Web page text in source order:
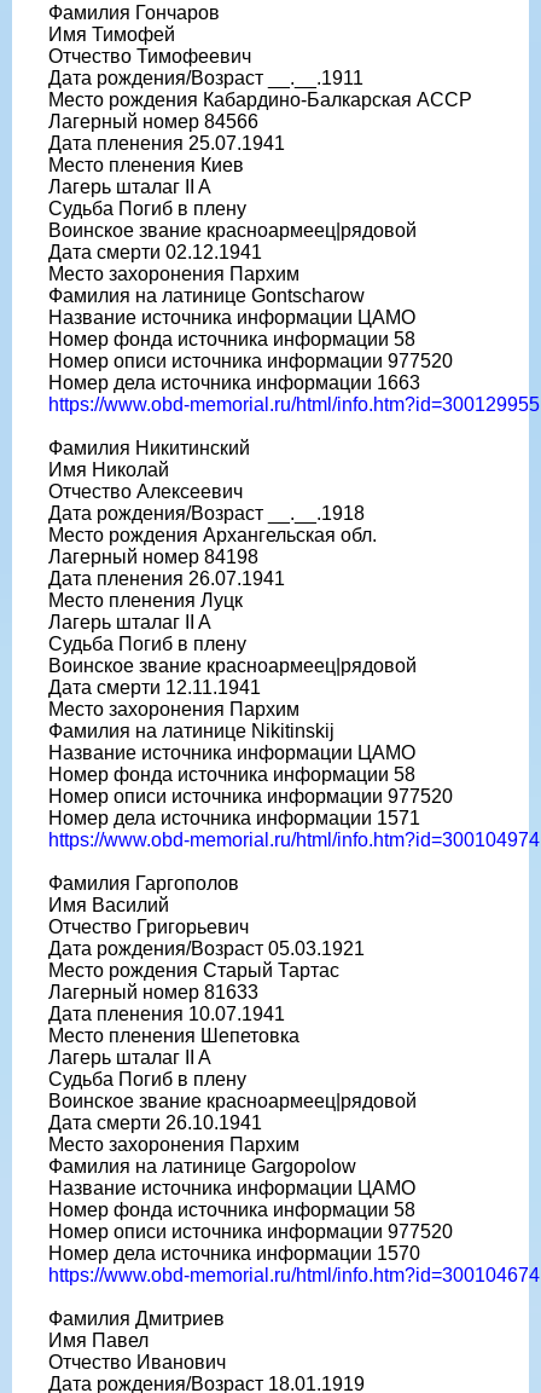
Фамилия Гончаров
Имя Тимофей
Отчество Тимофеевич
Дата рождения/Возраст __.__.1911
Место рождения Кабардино-Балкарская АССР
Лагерный номер 84566
Дата пленения 25.07.1941
Место пленения Киев
Лагерь шталаг II A
Судьба Погиб в плену
Воинское звание красноармеец|рядовой
Дата смерти 02.12.1941
Место захоронения Пархим
Фамилия на латинице Gontscharow
Название источника информации ЦАМО
Номер фонда источника информации 58
Номер описи источника информации 977520
Номер дела источника информации 1663
https://www.obd-memorial.ru/html/info.htm?id=300129955
Фамилия Никитинский
Имя Николай
Отчество Алексеевич
Дата рождения/Возраст __.__.1918
Место рождения Архангельская обл.
Лагерный номер 84198
Дата пленения 26.07.1941
Место пленения Луцк
Лагерь шталаг II A
Судьба Погиб в плену
Воинское звание красноармеец|рядовой
Дата смерти 12.11.1941
Место захоронения Пархим
Фамилия на латинице Nikitinskij
Название источника информации ЦАМО
Номер фонда источника информации 58
Номер описи источника информации 977520
Номер дела источника информации 1571
https://www.obd-memorial.ru/html/info.htm?id=300104974
Фамилия Гаргополов
Имя Василий
Отчество Григорьевич
Дата рождения/Возраст 05.03.1921
Место рождения Старый Тартас
Лагерный номер 81633
Дата пленения 10.07.1941
Место пленения Шепетовка
Лагерь шталаг II A
Судьба Погиб в плену
Воинское звание красноармеец|рядовой
Дата смерти 26.10.1941
Место захоронения Пархим
Фамилия на латинице Gargopolow
Название источника информации ЦАМО
Номер фонда источника информации 58
Номер описи источника информации 977520
Номер дела источника информации 1570
https://www.obd-memorial.ru/html/info.htm?id=300104674
Фамилия Дмитриев
Имя Павел
Отчество Иванович
Дата рождения/Возраст 18.01.1919